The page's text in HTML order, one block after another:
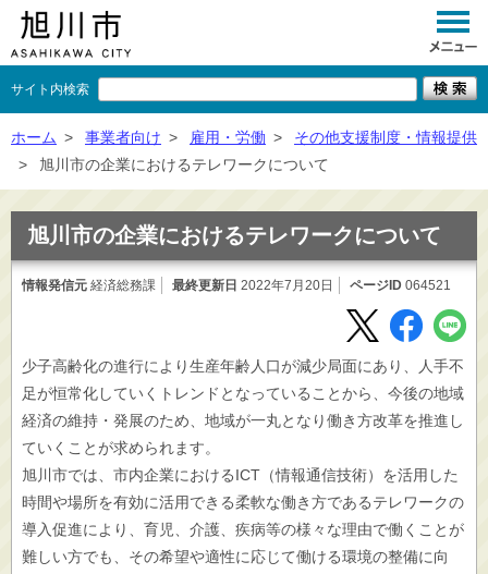
サイト内検索
くらし
観光
事業者向け
市政情報
×閉じる
ホーム > 事業者向け > 雇用・労働 >
その他支援制度・情報提供
>
旭川市の企業におけるテレワークについて
旭川市の企業におけるテレワークについて
情報発信元 経済総務課 最終更新日 2022年7月20日 ページID 064521
少子高齢化の進行により生産年齢人口が減少局面にあり、人手不
足が恒常化していくトレンドとなっていることから、今後の地域
経済の維持・発展のため、地域が一丸となり働き方改革を推進し
ていくことが求められます。
旭川市では、市内企業におけるICT（情報通信技術）を活用した
時間や場所を有効に活用できる柔軟な働き方であるテレワークの
導入促進により、育児、介護、疾病等の様々な理由で働くことが
難しい方でも、その希望や適性に応じて働ける環境の整備に向